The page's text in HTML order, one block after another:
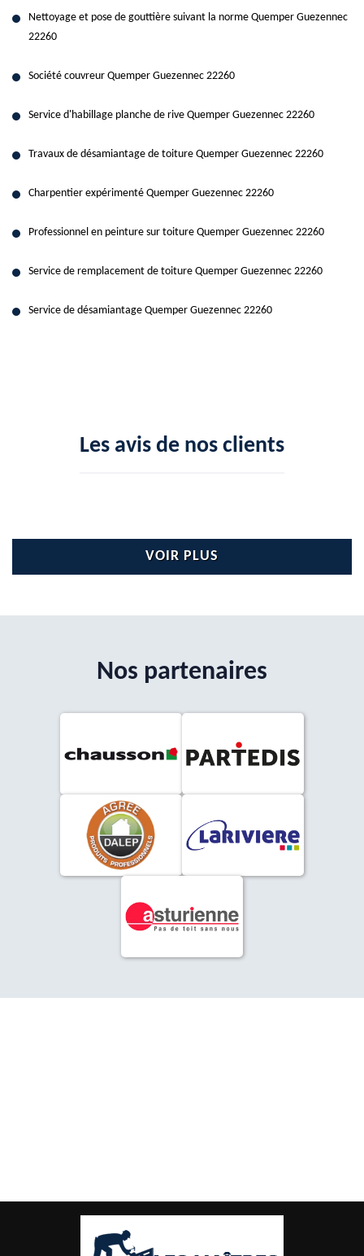
Nettoyage et pose de gouttière suivant la norme Quemper Guezennec
22260
Société couvreur Quemper Guezennec 22260
Service d'habillage planche de rive Quemper Guezennec 22260
Travaux de désamiantage de toiture Quemper Guezennec 22260
Charpentier expérimenté Quemper Guezennec 22260
Professionnel en peinture sur toiture Quemper Guezennec 22260
Service de remplacement de toiture Quemper Guezennec 22260
Service de désamiantage Quemper Guezennec 22260
Les avis de nos clients
VOIR PLUS
Nos partenaires